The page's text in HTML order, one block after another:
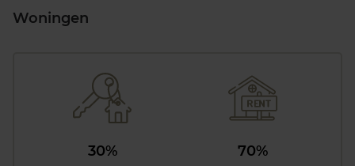
Woningen
30%
70%